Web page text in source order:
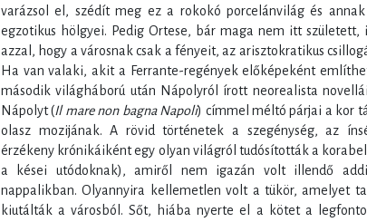
varázsol el, szédít meg ez a rokokó porcelánvilág és
egzotikus hölgyei. Pedig Ortese, bár maga nem itt született,
azzal, hogy a városnak csak a fényeit, az arisztokratikus
Ha van valaki, akit a Ferrante-regények előképeként
második világháború után Nápolyról írott neorealista
Nápolyt (Il mare non bagna Napoli) címmel méltó párjai a kor
olasz mozijának. A rövid történetek a szegénység, az
érzékeny krónikáiként egy olyan világról tudósították a
a kései utódoknak), amiről nem igazán volt illendő
nappalikban. Olyannyira kellemetlen volt a tükör, amelyet
kiutálták a városból. Sőt, hiába nyerte el a kötet a